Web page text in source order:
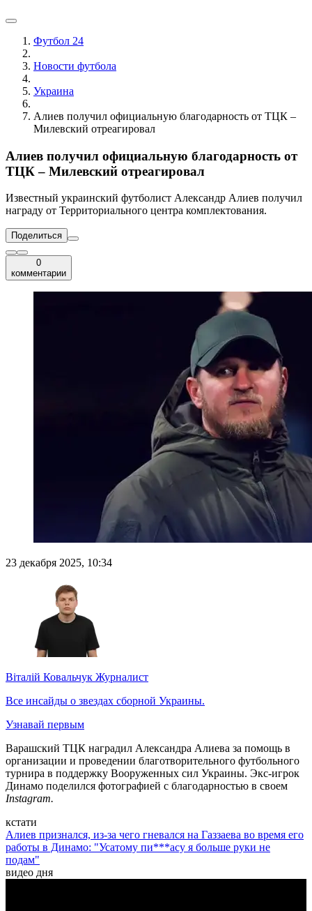
Футбол 24
Новости футбола
Украина
Алиев получил официальную благодарность от ТЦК –
Милевский отреагировал
Алиев получил официальную благодарность от
ТЦК – Милевский отреагировал
Известный украинский футболист Александр Алиев получил
награду от Территориального центра комплектования.
Поделиться
0
комментарии
23 декабря 2025, 10:34
Віталій Ковальчук Журналист
Все инсайды о звездах сборной Украины.
Узнавай первым
Варашский ТЦК наградил Александра Алиева за помощь в
организации и проведении благотворительного футбольного
турнира в поддержку Вооруженных сил Украины. Экс-игрок
Динамо поделился фотографией с благодарностью в своем
Instagram.
кстати
Алиев признался, из-за чего гневался на Газзаева во время его
работы в Динамо: "Усатому пи***асу я больше руки не
подам"
видео дня